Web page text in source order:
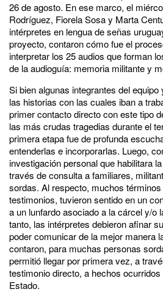
26 de agosto. En ese marco, el
Rodríguez, Fiorela Sosa y Marta
intérpretes en lengua de señas
proyecto, contaron cómo fue el
interpretar los 25 audios que forman
de la audioguía: memoria militante y
Si bien algunas integrantes del
las historias con las cuales iban a
primer contacto directo con este tipo
las más crudas tragedias durante el
primera etapa fue de profunda
entenderlas e incorporarlas. Luego,
investigación personal que habilitara
través de consulta a familiares,
sordas. Al respecto, muchos
testimonios, tuvieron sentido en un
a un lunfardo asociado a la cárcel y/o
tanto, las intérpretes debieron afinar
poder comunicar de la mejor manera
contaron, para muchas personas
permitió llegar por primera vez, a
testimonio directo, a hechos
Estado.